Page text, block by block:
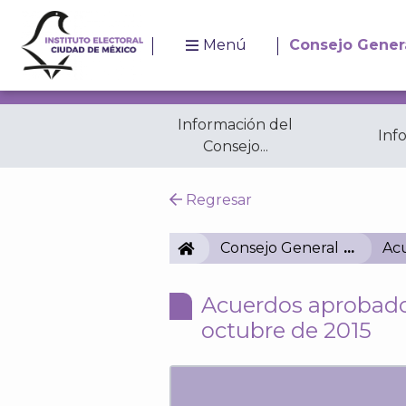
Menú Consejo
Información del
Consejo...
Resoluciones
Regresar
IECMConsejo General
Acuerdos
octubre de 2015